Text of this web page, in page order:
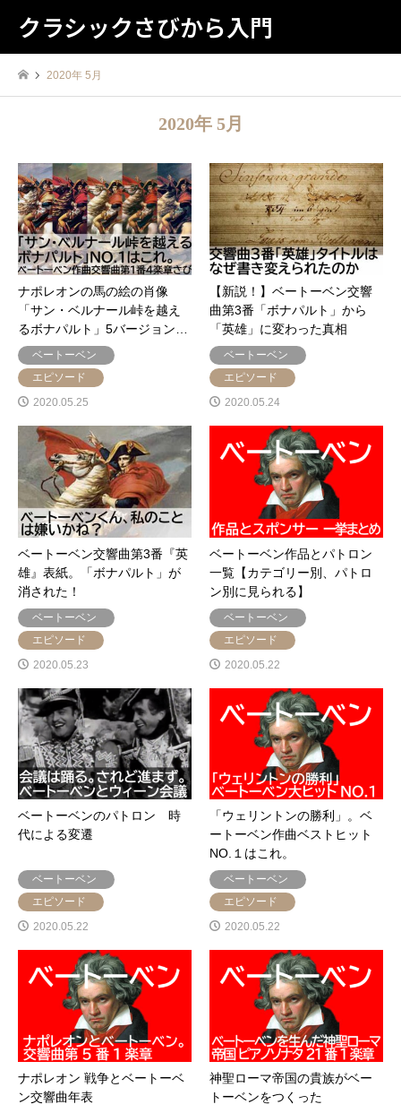
クラシックさびから入門
2020年 5月
2020年 5月
ナポレオンの馬の絵の肖像
「サン・ベルナール峠を越え
るボナパルト」5バージョン…
ベートーベン
エピソード
2020.05.25
【新説！】ベートーベン交響
曲第3番「ボナパルト」から
「英雄」に変わった真相
ベートーベン
エピソード
2020.05.24
ベートーベン交響曲第3番『英
雄』表紙。「ボナパルト」が
消された！
ベートーベン
エピソード
2020.05.23
ベートーベン作品とパトロン
一覧【カテゴリー別、パトロ
ン別に見られる】
ベートーベン
エピソード
2020.05.22
ベートーベンのパトロン 時
代による変遷
ベートーベン
エピソード
2020.05.22
「ウェリントンの勝利」。ベ
ートーベン作曲ベストヒット
NO.１はこれ。
ベートーベン
エピソード
2020.05.22
ナポレオン 戦争とベートーベ
ン交響曲年表
神聖ローマ帝国の貴族がベー
トーベンをつくった